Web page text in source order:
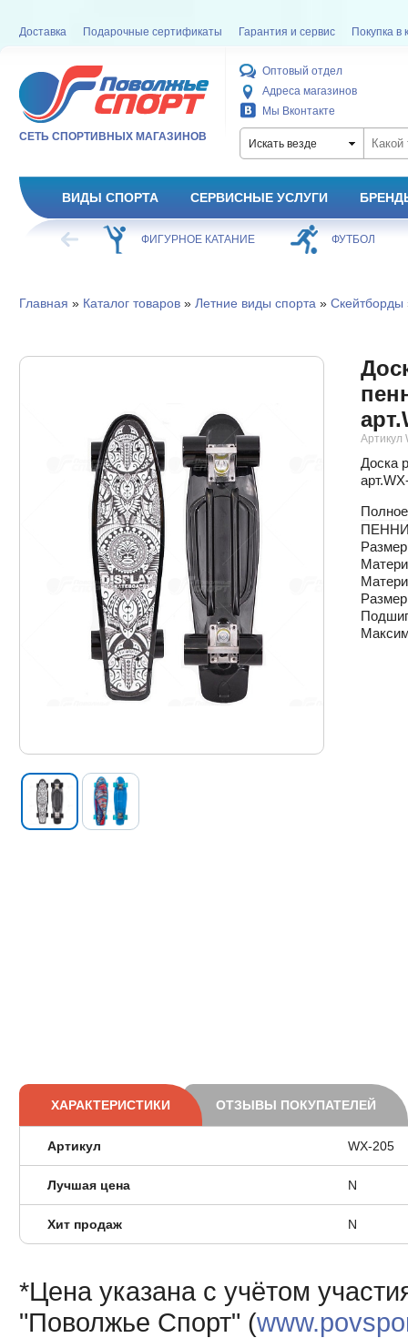
Доставка Подарочные сертификаты Гарантия и сервис Покупка в
СЕТЬ СПОРТИВНЫХ МАГАЗИНОВ
Оптовый отдел
Адреса магазинов
Мы Вконтакте
Искать везде
ВИДЫ СПОРТА СЕРВИСНЫЕ УСЛУГИ
ХОККЕЙ ФИГУРНОЕ КАТАНИЕ ФУТБОЛ
Главная » Каталог товаров» Летние виды спорта » Скейтборды
Артикул
Доска
ХАРАКТЕРИСТИКИ ОТЗЫВЫ ПОКУПАТЕЛЕЙ
Артикул WX-205
Лучшая цена N
Хит продаж N
*Цена указана с учётом
"Поволжье Спорт" (